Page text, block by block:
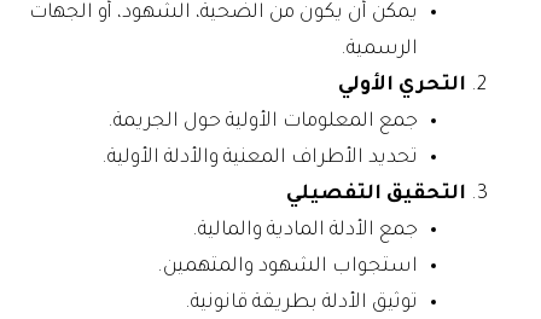
يمكن أن يكون من الضحية، الشهود، أو الجهات
الرسمية.
التحري الأولي
جمع المعلومات الأولية حول الجريمة.
تحديد الأطراف المعنية والأدلة الأولية.
التحقيق التفصيلي
جمع الأدلة المادية والمالية.
استجواب الشهود والمتهمين.
توثيق الأدلة بطريقة قانونية.